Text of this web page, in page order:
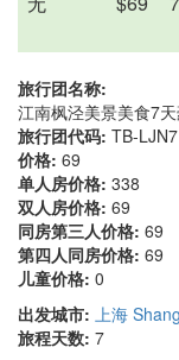
旅行团名称:
江南枫泾美景美食7
旅行团代码: TB-LJN7
价格: 69
单人房价格: 338
双人房价格: 69
同房第三人价格: 69
第四人同房价格: 69
儿童价格: 0
出发城市: 上海
旅程天数: 7